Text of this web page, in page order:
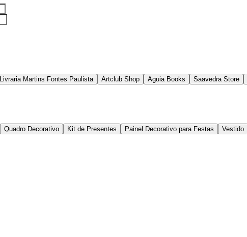
Livraria Martins Fontes Paulista Artclub Shop Aguia Books Saavedra Store
Quadro Decorativo Kit de Presentes Painel Decorativo para Festas Vestido